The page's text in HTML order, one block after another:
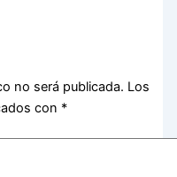
no será publicada. Los
con *